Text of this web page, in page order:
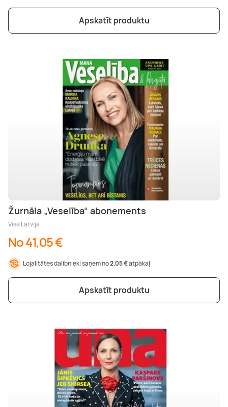
Apskatīt produktu
Žurnāla „Veselība“ abonements
Visā Latvijā
No 41,05 €
Lojalitātes dalībnieki saņem no2,05 €atpakaļ
Apskatīt produktu